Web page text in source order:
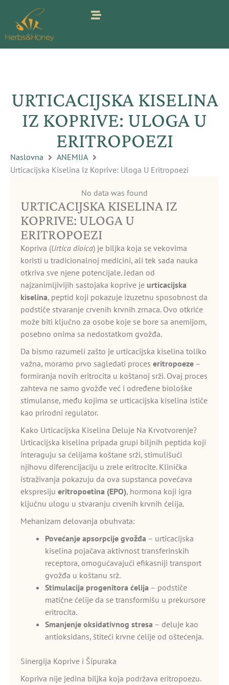
sadržaj
URTICACIJSKA KISELINA
IZ KOPRIVE: ULOGA U
ERITROPOEZI
Naslovna
ANEMIJA
Urticacijska Kiselina Iz Koprive: Uloga U Eritropoezi
No data was found
URTICACIJSKA KISELINA IZ
KOPRIVE: ULOGA U
ERITROPOEZI
Kopriva (Urtica dioica) je biljka koja se vekovima
koristi u tradicionalnoj medicini, ali tek sada nauka
otkriva sve njene potencijale. Jedan od
najzanimljivijih sastojaka koprive je urticacijska
kiselina, peptid koji pokazuje izuzetnu sposobnost da
podstiče stvaranje crvenih krvnih zrnaca. Ovo otkriće
može biti ključno za osobe koje se bore sa anemijom,
posebno onima sa nedostatkom gvožđa.
Da bismo razumeli zašto je urticacijska kiselina toliko
važna, moramo prvo sagledati proces eritropoeze –
formiranja novih eritrocita u koštanoj srži. Ovaj proces
zahteva ne samo gvožđe već i određene biološke
stimulanse, među kojima se urticacijska kiselina ističe
kao prirodni regulator.
Kako Urticacijska Kiselina Deluje Na Krvotvorenje?
Urticacijska kiselina pripada grupi biljnih peptida koji
interaguju sa ćelijama koštane srži, stimulišući
njihovu diferencijaciju u zrele eritrocite. Klinička
istraživanja pokazuju da ova supstanca povećava
ekspresiju eritropoetina (EPO), hormona koji igra
ključnu ulogu u stvaranju crvenih krvnih ćelija.
Mehanizam delovanja obuhvata:
Povećanje apsorpcije gvožđa – urticacijska
kiselina pojačava aktivnost transferinskih
receptora, omogućavajući efikasniji transport
gvožđa u koštanu srž.
Stimulacija progenitora ćelija – podstiče
matične ćelije da se transformišu u prekursore
eritrocita.
Smanjenje oksidativnog stresa – deluje kao
antioksidans, štiteći krvne ćelije od oštećenja.
Sinergija Koprive i Šipuraka
Kopriva nije jedina biljka koja podržava eritropoezu.